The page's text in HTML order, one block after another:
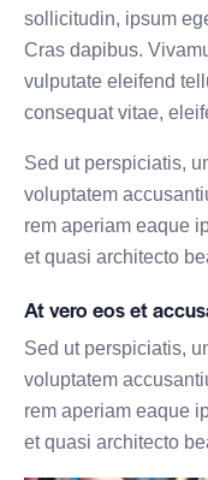
sollicitudin, ipsum
Cras dapibus.
vulputate eleifend
consequat vitae,
Sed ut perspiciatis,
voluptatem
rem aperiam eaque
et quasi architecto
At vero eos et
Sed ut perspiciatis,
voluptatem
rem aperiam eaque
et quasi architecto